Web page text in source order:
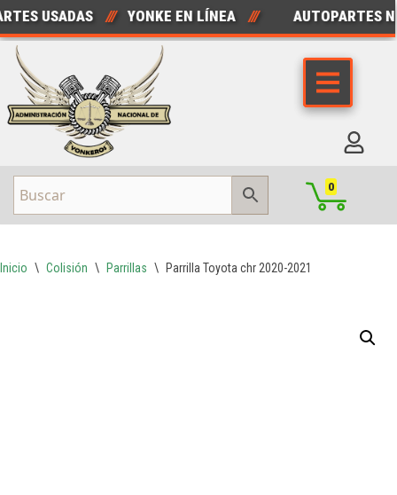
Saltar
al
contenido
USADAS /// YONKE EN LÍNEA /// AUTOPARTES
0
Inicio \ Colisión \ Parrillas \ Parrilla Toyota chr 2020-2021